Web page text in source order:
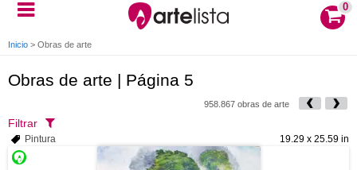
0
Inicio > Obras de arte
Obras de arte | Página 5
958.867 obras de arte
Filtrar
19.29 x 25.59 in
Pintura